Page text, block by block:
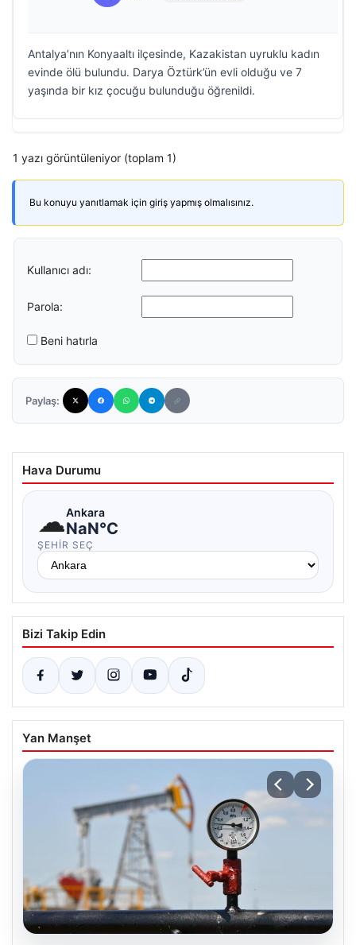
Antalya’nın Konyaaltı ilçesinde, Kazakistan uyruklu kadın
evinde ölü bulundu. Darya Öztürk’ün evli olduğu ve 7
yaşında bir kız çocuğu bulunduğu öğrenildi.
1 yazı görüntüleniyor (toplam 1)
Bu konuyu yanıtlamak için giriş yapmış olmalısınız.
Kullanıcı adı:
Parola:
Beni hatırla
Paylaş:
Hava Durumu
☁Ankara
NaN°C
ŞEHIR SEÇ
Bizi Takip Edin
Yan Manşet